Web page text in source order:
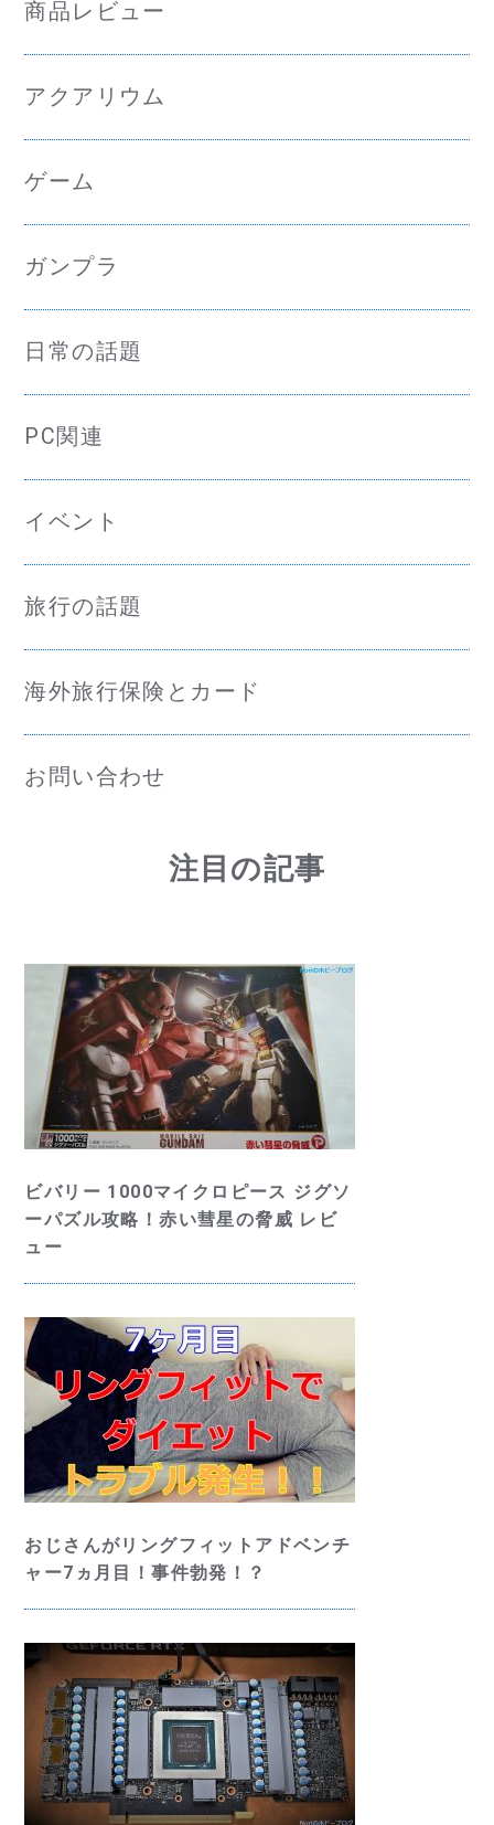
商品レビュー
アクアリウム
ゲーム
ガンプラ
日常の話題
PC関連
イベント
旅行の話題
海外旅行保険とカード
お問い合わせ
注目の記事
ビバリー 1000マイクロピース ジグソ
ーパズル攻略！赤い彗星の脅威 レビ
ュー
おじさんがリングフィットアドベンチ
ャー7ヵ月目！事件勃発！？